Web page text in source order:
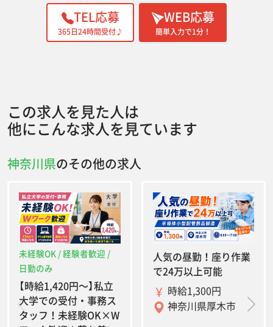
WEB応募
簡単入力で1分！
TEL応募
365日24時間受付♪
この求人を見た人は
他にこんな求人を見ています
神奈川県のその他の求人
未経験OK / 経験者歓迎 /
日勤のみ
【時給1,420円〜】私立
大学での受付・事務ス
タッフ！未経験OK×W
人気の昼勤！座り作業
で24万以上可能
時給1,300円
神奈川県厚木市